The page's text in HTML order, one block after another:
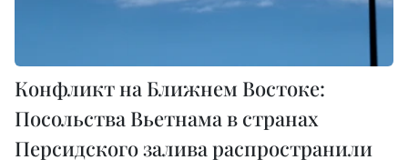
Конфликт на Ближнем Востоке:
Посольства Вьетнама в странах
Персидского залива распространили